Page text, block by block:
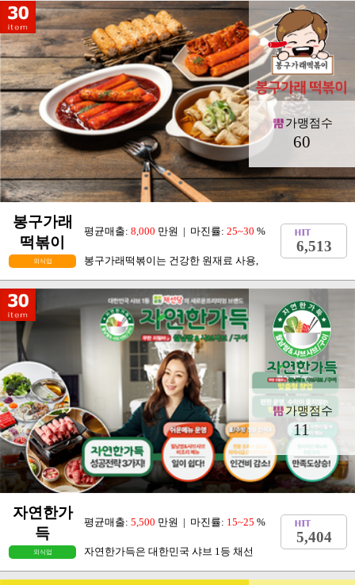
가맹점수
60
봉구가래
떡볶이
평균매출: 8,000 만원 | 마진률: 25~30 %
외식업 봉구가래떡볶이는 건강한 원재료 사용,
6,513
가맹점수
11
자연한가
득
평균매출: 5,500 만원 | 마진률: 15~25 %
외식업 자연한가득은 대한민국 샤브 1등 채선
5,404